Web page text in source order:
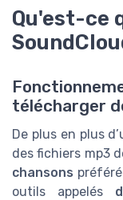
Qu'est-ce
télécharger
De plus en plus
des fichiers mp3
chansons
outils appelés